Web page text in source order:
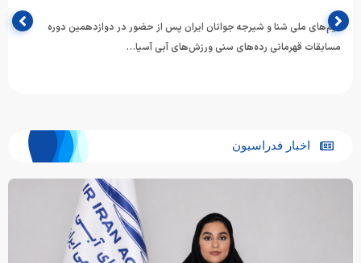
تیم‌های ملی شنا و شیرجه جوانان ایران پس از حضور در دوازدهمین دوره
مسابقات قهرمانی رده‌های سنی ورزش‌های آبی آسیا…
اخبار فدراسیون